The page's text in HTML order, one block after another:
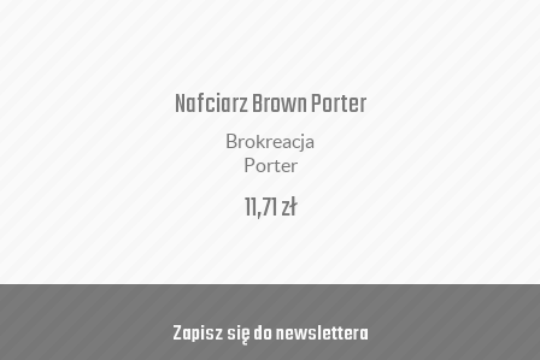
Nafciarz Brown Porter
Brokreacja
Porter
11,71zł
Zapisz się do newslettera